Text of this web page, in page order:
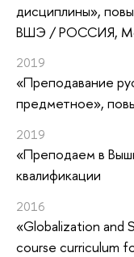
дисциплины»,
ВШЭ / РОССИЯ,
2019
«Преподавание
предметное»,
2019
«Преподаем в
квалификации
2016
«Globalization and
course curriculum